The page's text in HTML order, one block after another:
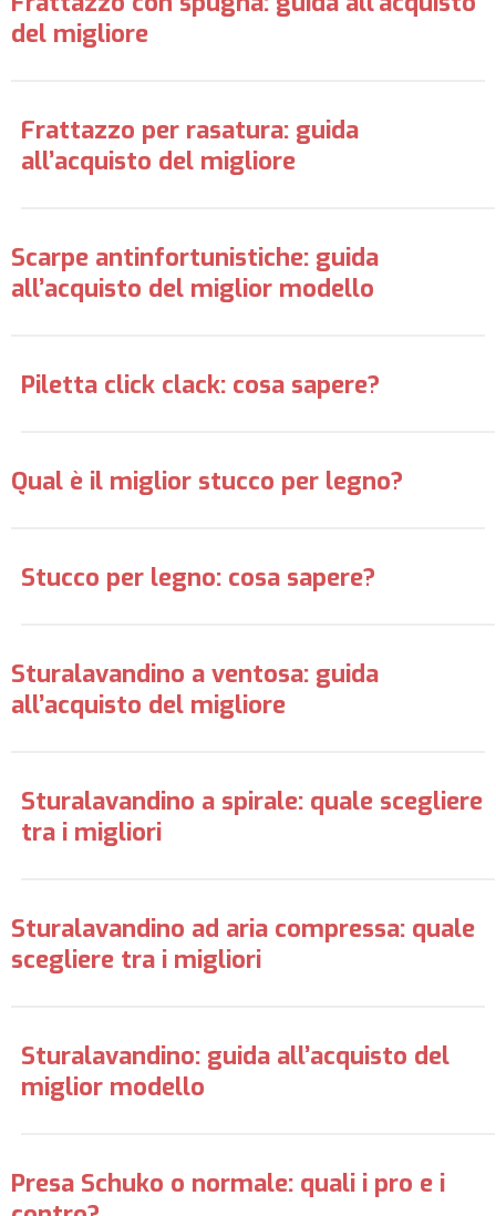
del migliore
Frattazzo per rasatura: guida
all’acquisto del migliore
Scarpe antinfortunistiche: guida
all’acquisto del miglior modello
Piletta click clack: cosa sapere?
Qual è il miglior stucco per legno?
Stucco per legno: cosa sapere?
Sturalavandino a ventosa: guida
all’acquisto del migliore
Sturalavandino a spirale: quale scegliere
tra i migliori
Sturalavandino ad aria compressa: quale
scegliere tra i migliori
Sturalavandino: guida all’acquisto del
miglior modello
Presa Schuko o normale: quali i pro e i